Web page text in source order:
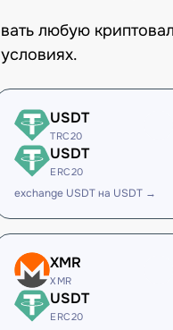
любую
USDT
TRC20
USDT
ERC20
exchange USDT на USDT →
XMR
XMR
USDT
ERC20